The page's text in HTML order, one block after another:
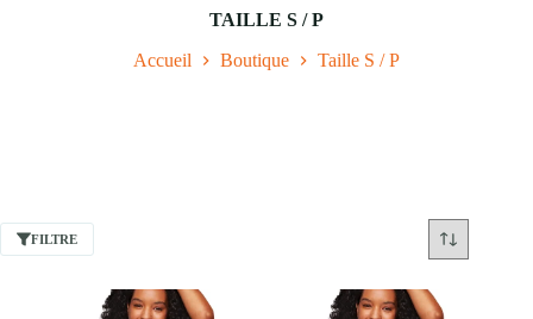
TAILLE S / P
Accueil Boutique Taille S / P
FILTRE